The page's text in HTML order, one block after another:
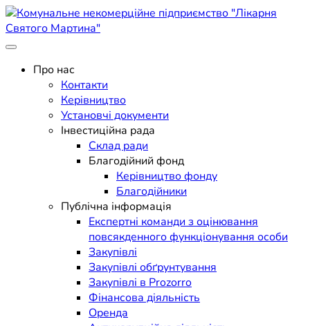
Skip
to
content
Комунальне некомерційне
підприємство "Лікарня
Святого Мартина"
Поліклініка Мукачево
Про нас
Контакти
Керівництво
Установчі документи
Інвестиційна рада
Склад ради
Благодійний фонд
Керівництво фонду
Благодійники
Публічна інформація
Експертні команди з оцінювання
повсякденного функціонування особи
Закупівлі
Закупівлі обґрунтування
Закупівлі в Prozorro
Фінансова діяльність
Оренда